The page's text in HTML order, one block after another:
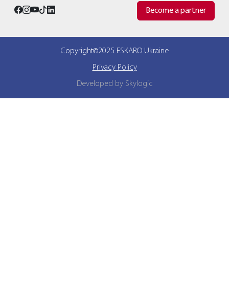
Become a partner
Copyright©2025 ESKARO Ukraine
Privacy Policy
Developed by Skylogic